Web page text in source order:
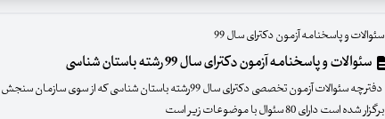
سئوالات و پاسخنامه آزمون دکترای سال 99
سئوالات و پاسخنامه آزمون دکترای سال 99 رشته باستان شناسی
دفترچه سئوالات آزمون تخصصی دکترای سال 99رشته باستان شناسی که از سوی سازمان سنجش
برگزار شده است دارای 80 سئوال با موضوعات زیر است